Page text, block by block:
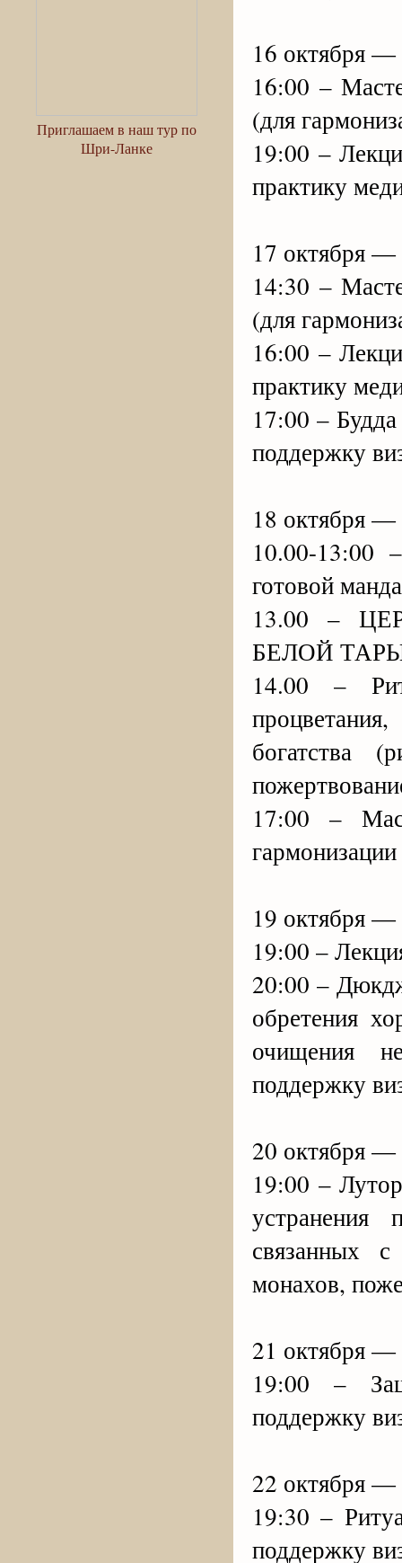
Приглашаем в наш тур по
Шри-Ланке
16 октября —
16:00 –
(для
19:00 –
практику
17 октября —
14:30 –
(для
16:00 –
практику
17:00 –
поддержку
18 октября —
10.00-
готовой
13.00 –
БЕЛОЙ
14.00 –
богатства
17:00 –
19 октября —
19:00 –
20:00 –
обретения
очищения
поддержку
20 октября —
19:00 –
устранения
связанных
монахов,
21 октября —
19:00 –
поддержку
22 октября —
19:30 –
поддержку